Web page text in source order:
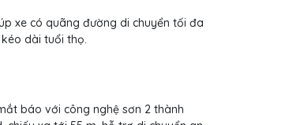
xe có quãng đường di chuyển tối đa
dài tuổi thọ.
báo với công nghệ sơn 2 thành